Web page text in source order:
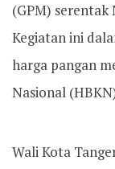
(GPM) serentak
Kegiatan ini
harga pangan
Nasional
Wali Kota